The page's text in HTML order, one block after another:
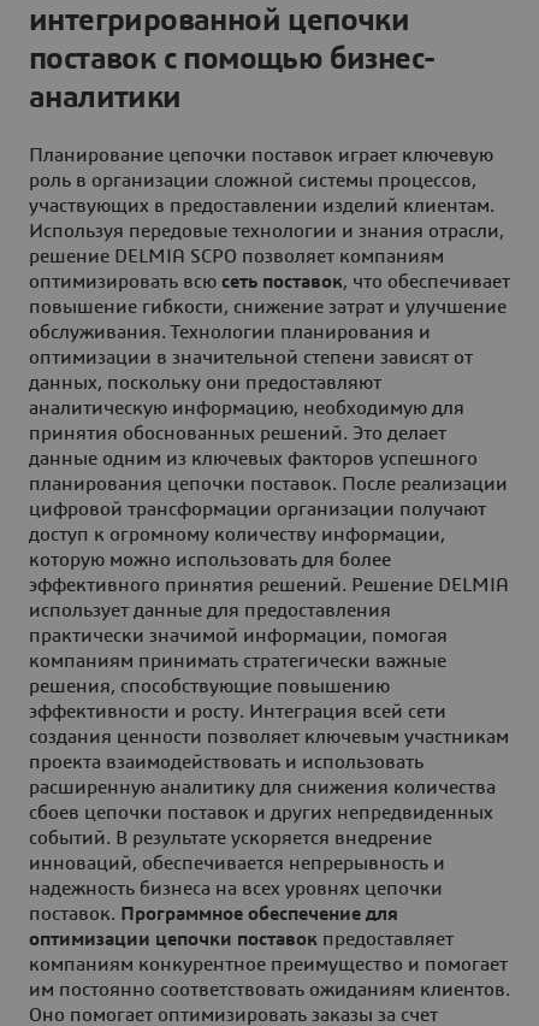
интегрированной цепочки
поставок с помощью бизнес-
аналитики
Планирование цепочки поставок играет ключевую
роль в организации сложной системы процессов,
участвующих в предоставлении изделий клиентам.
Используя передовые технологии и знания отрасли,
решение DELMIA SCPO позволяет компаниям
оптимизировать всю сеть поставок, что обеспечивает
повышение гибкости, снижение затрат и улучшение
обслуживания. Технологии планирования и
оптимизации в значительной степени зависят от
данных, поскольку они предоставляют
аналитическую информацию, необходимую для
принятия обоснованных решений. Это делает
данные одним из ключевых факторов успешного
планирования цепочки поставок. После реализации
цифровой трансформации организации получают
доступ к огромному количеству информации,
которую можно использовать для более
эффективного принятия решений. Решение DELMIA
использует данные для предоставления
практически значимой информации, помогая
компаниям принимать стратегически важные
решения, способствующие повышению
эффективности и росту. Интеграция всей сети
создания ценности позволяет ключевым участникам
проекта взаимодействовать и использовать
расширенную аналитику для снижения количества
сбоев цепочки поставок и других непредвиденных
событий. В результате ускоряется внедрение
инноваций, обеспечивается непрерывность и
надежность бизнеса на всех уровнях цепочки
поставок. Программное обеспечение для
оптимизации цепочки поставок предоставляет
компаниям конкурентное преимущество и помогает
им постоянно соответствовать ожиданиям клиентов.
Оно помогает оптимизировать заказы за счет